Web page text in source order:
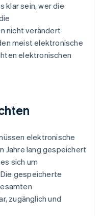
klar sein, wer die
nicht verändert
meist elektronische
elektronischen
elektronische
Jahre lang gespeichert
sich um
gespeicherte
zugänglich und